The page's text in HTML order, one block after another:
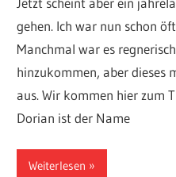
gehen. Ich war nun schon
Manchmal war es
hinzukommen, aber dieses
aus. Wir kommen hier zum
Dorian ist der Name
Weiterlesen